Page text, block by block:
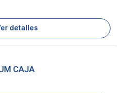
detalles
CAJA